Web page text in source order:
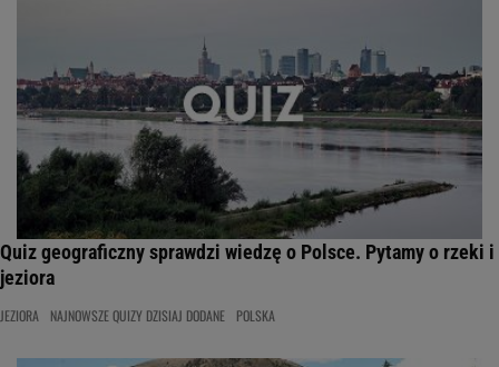
Quiz geograficzny sprawdzi wiedzę o Polsce. Pytamy o rzeki i
jeziora
JEZIORA NAJNOWSZE QUIZY DZISIAJ DODANE POLSKA